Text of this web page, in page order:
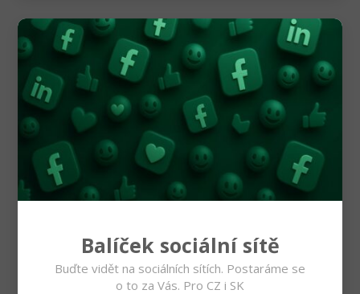
Balíček sociální sítě
Buďte vidět na sociálních sítích. Postaráme se
o to za Vás. Pro CZ i SK